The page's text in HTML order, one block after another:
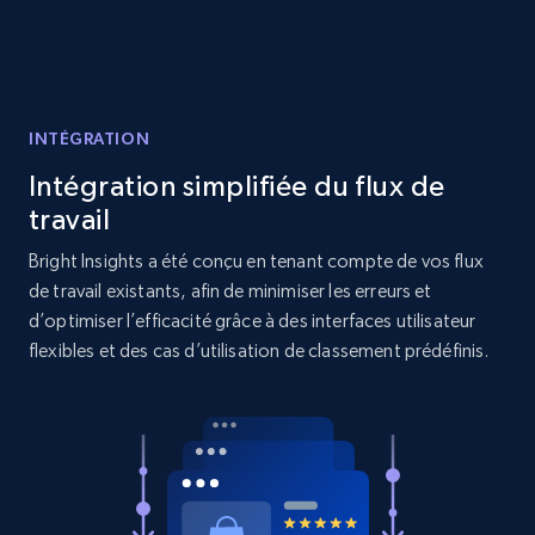
Etsy - Collects data from shop's URL
URL, Product id, Listing inventory id, Title, Rating,
Reviews count shop, Reviews count item, Initial
price, and more.
Commencer
Amazon products search
Asin, URL, Name, Sponsored, Initial price, Final
INTÉGRATION
Intégration simplifiée du flux de
travail
Bright Insights a été conçu en tenant compte de vos flux
de travail existants, afin de minimiser les erreurs et
d’optimiser l’efficacité grâce à des interfaces utilisateur
flexibles et des cas d’utilisation de classement prédéfinis.